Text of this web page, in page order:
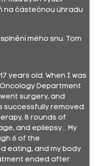
na částečnou úhradu
mého snu. Tom
years old. When I was
Department
surgery, and
successfully removed.
8 rounds of
and epilepsy... My
6 of the
eating, and my body
ended after